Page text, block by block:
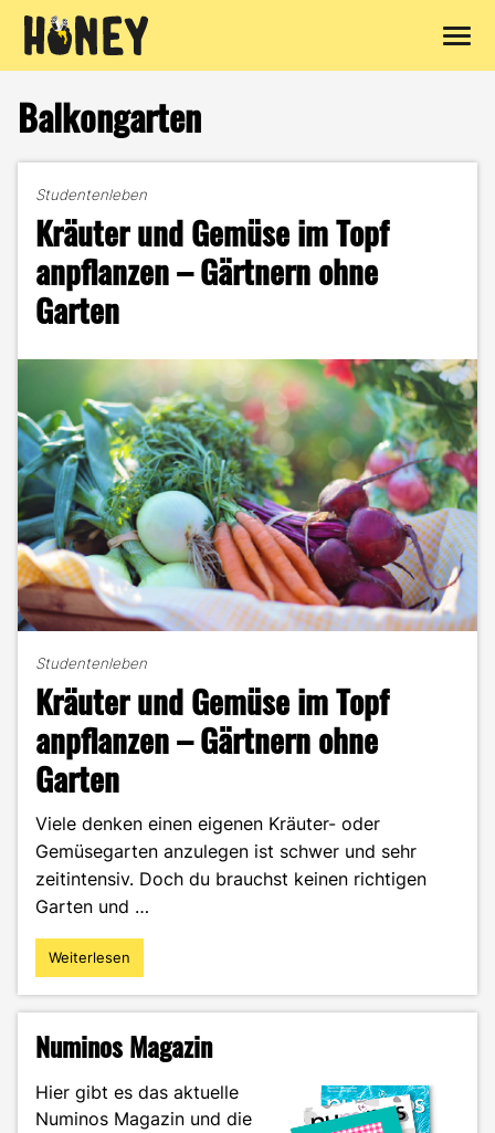
Inhalt
springen
Balkongarten
Studentenleben
Kräuter und Gemüse im Topf
anpflanzen – Gärtnern ohne
Garten
Studentenleben
Kräuter und Gemüse im Topf
anpflanzen – Gärtnern ohne
Garten
Viele denken einen eigenen Kräuter- oder
Gemüsegarten anzulegen ist schwer und sehr
zeitintensiv. Doch du brauchst keinen richtigen
Garten und …
"Kräuter
und
Topf
–
Gärtnern
Weiterlesen
Numinos Magazin
Hier gibt es das aktuelle
Numinos Magazin und die